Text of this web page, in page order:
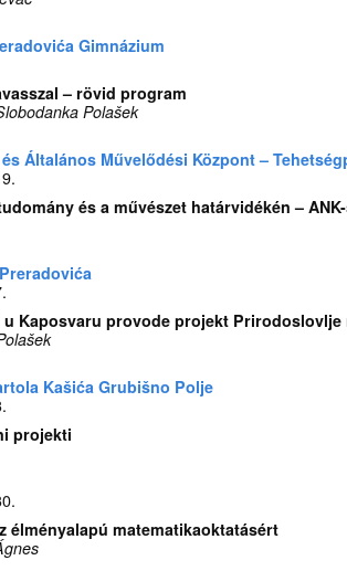
Gimnázium
– rövid program
Polašek
Általános Művelődési Központ –
és a művészet határvidékén –
u Kaposvaru provode projekt Prirodoslovlje
Kašića Grubišno Polje
projekti
élményalapú matematikaoktatásért